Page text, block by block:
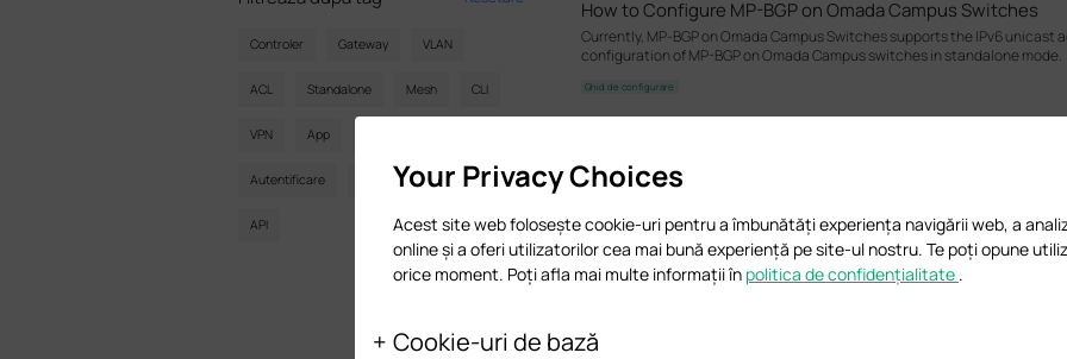
Controler Gateway VLAN
ACL Standalone Mesh CLI
VPN App
Autentificare Wireless
API
How to Configure MP-BGP on Omada Campus Switches
Currently, MP‑BGP on Omada Campus Switches supports the IPv6
configuration of MP-BGP on Omada Campus switches in standalone mode.
Ghid de configurare
How to Use an Omada Controller to Manage Omada
In enterprise networks, devices are often deployed across different
the Omada Controller to reside in separate network segments.
subnets enables centralized control without changing existing network
methods for adopting devices across subnets using Omada products.
Your Privacy Choices
Acest site web folosește cookie-uri pentru a îmbunătăți experiența navigării web, a
online și a oferi utilizatorilor cea mai bună experiență pe site-ul nostru. Te poți opune
orice moment. Poți afla mai multe informații în politica de confidențialitate .
Cookie-uri de bază